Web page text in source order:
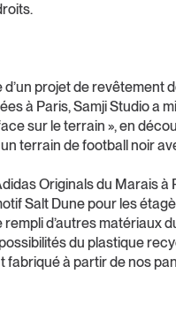
projet de revêtement
à Paris, Samji Studio a
sur le terrain », en
terrain de football noir
Originals du Marais à
Salt Dune pour les
d’autres matériaux
du plastique
fabriqué à partir de nos